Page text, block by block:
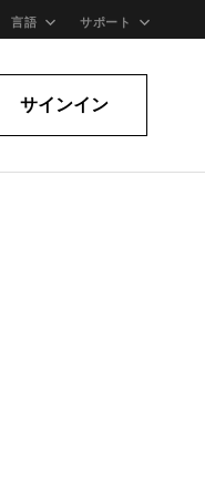
言語 サポート
サインイン